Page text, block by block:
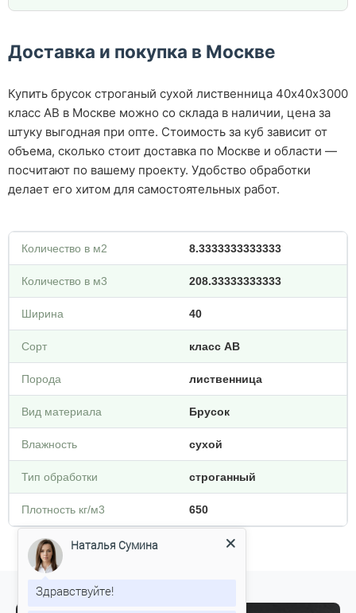
Доставка и покупка в Москве
Купить брусок строганый сухой лиственница 40х40х3000
класс АВ в Москве можно со склада в наличии, цена за
штуку выгодная при опте. Стоимость за куб зависит от
объема, сколько стоит доставка по Москве и области —
посчитают по вашему проекту. Удобство обработки
делает его хитом для самостоятельных работ.
Количество в м2 8.3333333333333
Количество в м3 208.33333333333
Ширина 40
Сорт класс АВ
Порода лиственница
Вид материала Брусок
Влажность сухой
Тип обработки строганный
Плотность кг/м3 650
Наталья Сумина
Здравствуйте!